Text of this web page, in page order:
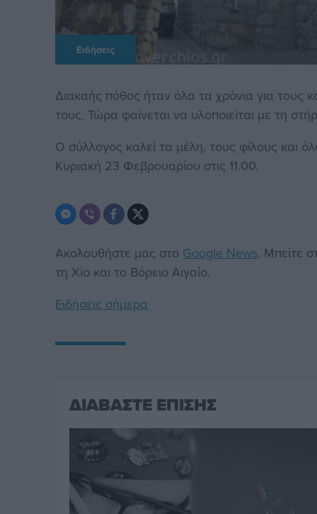
Ειδήσεις
Διακαής πόθος ήταν όλα τα χρόνια για τους
τους. Τώρα φαίνεται να υλοποιείται με τη
Ο σύλλογος καλεί τα μέλη, τους φίλους και
Κυριακή 23 Φεβρουαρίου στις 11.00.
Ακολουθήστε μας στο Google News. Μπείτε
τη Χίο και το Βόρειο Αιγαίο.
Ειδήσεις σήμερα
ΔΙΑΒΑΣΤΕ ΕΠΙΣΗΣ